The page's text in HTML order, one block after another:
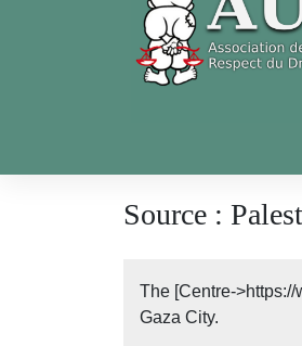
Source :
The [Centre-
Gaza City.